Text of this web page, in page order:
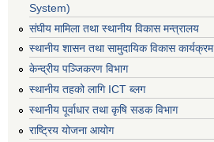
System)
संघीय मामिला तथा स्थानीय विकास मन्त्रालय
स्थानीय शासन तथा सामुदायिक विकास कार्यक्रम
केन्द्रीय पञ्जिकरण विभाग
स्थानीय तहको लागि ICT ब्लग
स्थानीय पूर्वाधार तथा कृषि सडक विभाग
राष्ट्रिय योजना आयोग